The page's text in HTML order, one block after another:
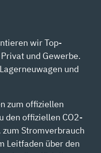
wir Top-
und Gewerbe.
und
zum offiziellen
den offiziellen CO2-
Stromverbrauch
Leitfaden über den